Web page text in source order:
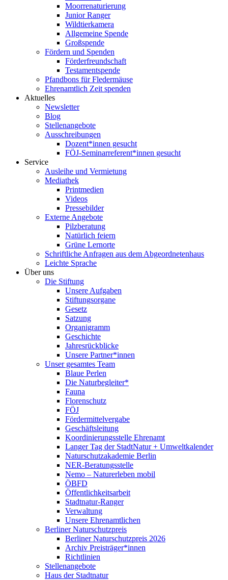
Moorrenaturierung
Junior Ranger
Wildtierkamera
Allgemeine Spende
Großspende
Fördern und Spenden
Förderfreundschaft
Testamentspende
Pfandbons für Fledermäuse
Ehrenamtlich Zeit spenden
Aktuelles
Newsletter
Blog
Stellenangebote
Ausschreibungen
Dozent*innen gesucht
FÖJ-Seminarreferent*innen gesucht
Service
Ausleihe und Vermietung
Mediathek
Printmedien
Videos
Pressebilder
Externe Angebote
Pilzberatung
Natürlich feiern
Grüne Lernorte
Schriftliche Anfragen aus dem Abgeordnetenhaus
Leichte Sprache
Über uns
Die Stiftung
Unsere Aufgaben
Stiftungsorgane
Gesetz
Satzung
Organigramm
Geschichte
Jahresrückblicke
Unsere Partner*innen
Unser gesamtes Team
Blaue Perlen
Die Naturbegleiter*
Fauna
Florenschutz
FÖJ
Fördermittelvergabe
Geschäftsleitung
Koordinierungsstelle Ehrenamt
Langer Tag der StadtNatur + Umweltkalender
Naturschutzakademie Berlin
NER-Beratungsstelle
Nemo – Naturerleben mobil
ÖBFD
Öffentlichkeitsarbeit
Stadtnatur-Ranger
Verwaltung
Unsere Ehrenamtlichen
Berliner Naturschutzpreis
Berliner Naturschutzpreis 2026
Archiv Preisträger*innen
Richtlinien
Stellenangebote
Haus der Stadtnatur